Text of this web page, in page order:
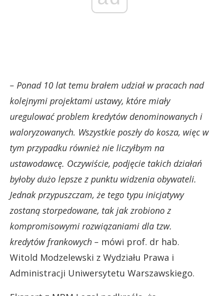
– Ponad 10 lat temu brałem udział w pracach nad
kolejnymi projektami ustawy, które miały
uregulować problem kredytów denominowanych i
waloryzowanych. Wszystkie poszły do kosza, więc w
tym przypadku również nie liczyłbym na
ustawodawcę. Oczywiście, podjęcie takich działań
byłoby dużo lepsze z punktu widzenia obywateli.
Jednak przypuszczam, że tego typu inicjatywy
zostaną storpedowane, tak jak zrobiono z
kompromisowymi rozwiązaniami dla tzw.
kredytów frankowych – mówi prof. dr hab.
Witold Modzelewski z Wydziału Prawa i
Administracji Uniwersytetu Warszawskiego.